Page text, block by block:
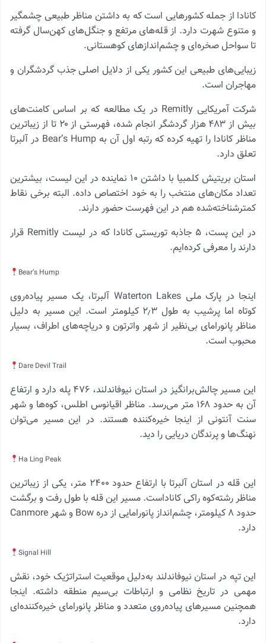
کانادا از جمله کشورهایی است که به داشتن مناظر طبیعی چشمگیر
و متنوع شهرت دارد. از قله‌های مرتفع و جنگل‌های کهن‌سال گرفته
تا سواحل صخره‌ای و چشم‌اندازهای کوهستانی.
زیبایی‌های طبیعی این کشور یکی از دلایل اصلی جذب گردشگران و
مهاجران است.
شرکت آمریکایی Remitly در یک مطالعه که بر اساس کامنت‌های
بیش از ۴۸۳ هزار گردشگر انجام شده، فهرستی از ۲۰ تا از زیباترین
مناظر کانادا را تهیه کرده که رتبه اول آن به Bear’s Hump در آلبرتا
تعلق دارد.
استان بریتیش کلمبیا با داشتن ۱۰ نماینده در این لیست، بیشترین
تعداد مکان‌های منتخب را به خود اختصاص داده. البته برخی نقاط
کمترشناخته‌شده هم در این فهرست حضور دارند.
در این پست، ۵ جاذبه توریستی کانادا که در لیست Remitly قرار
دارند را معرفی کرده‌ایم.
Bear’s Hump
اینجا در پارک ملی Waterton Lakes آلبرتا، یک مسیر پیاده‌روی
کوتاه اما پرشیب به طول ۲٫۳ کیلومتر است. این مسیر به دلیل
مناظر پانورامای بی‌نظیر از شهر واترتون و دریاچه‌های اطراف، بسیار
محبوب است.
Dare Devil Trail
این مسیر چالش‌برانگیز در استان نیوفاندلند، ۴۷۶ پله دارد و ارتفاع
آن به حدود ۱۶۸ متر می‌رسد. مناظر اقیانوس اطلس، کوه‌ها و شهر
سنت آنتونی از اینجا خیره‌کننده هستند. در این مسیر می‌توان
نهنگ‌ها و پرندگان دریایی را دید.
Ha Ling Peak
این قله در استان آلبرتا با ارتفاع حدود ۲۴۰۰ متر، یکی از زیباترین
مناظر رشته‌کوه راکی کاناداست. مسیر این قله با طول رفت و برگشت
حدود ۸ کیلومتر، چشم‌انداز پانورامایی از دره Bow و شهر Canmore
دارد.
Signal Hill
این تپه در استان نیوفاندلند به‌دلیل موقعیت استراتژیک خود، نقش
مهمی در تاریخ نظامی و ارتباطات بی‌سیم منطقه داشته. اینجا
همچنین مسیرهای پیاده‌روی متعدد و مناظر پانورامای خیره‌کننده‌ای
دارد.